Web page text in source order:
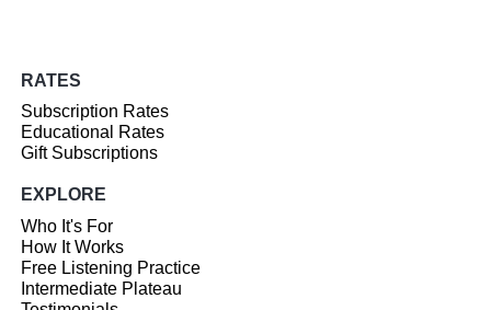
RATES
Subscription Rates
Educational Rates
Gift Subscriptions
EXPLORE
Who It's For
How It Works
Free Listening Practice
Intermediate Plateau